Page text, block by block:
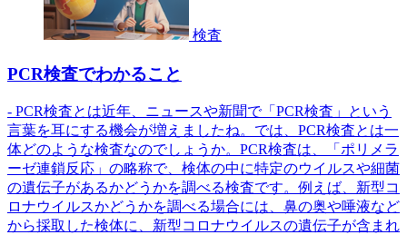
検査
PCR検査でわかること
- PCR検査とは近年、ニュースや新聞で「PCR検査」という
言葉を耳にする機会が増えましたね。では、PCR検査とは一
体どのような検査なのでしょうか。PCR検査は、「ポリメラ
ーゼ連鎖反応」の略称で、検体の中に特定のウイルスや細菌
の遺伝子があるかどうかを調べる検査です。例えば、新型コ
ロナウイルスかどうかを調べる場合には、鼻の奥や唾液など
から採取した検体に、新型コロナウイルスの遺伝子が含まれ